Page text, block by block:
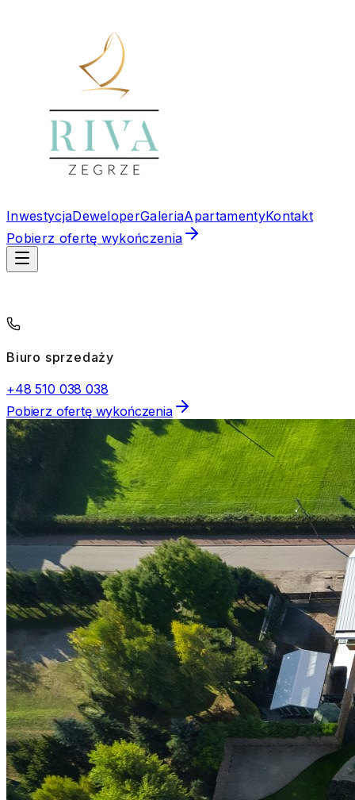
InwestycjaDeweloperGaleriaApartamentyKontakt
Pobierz ofertę wykończenia
Biuro sprzedaży
+48 510 038 038
Pobierz ofertę wykończenia